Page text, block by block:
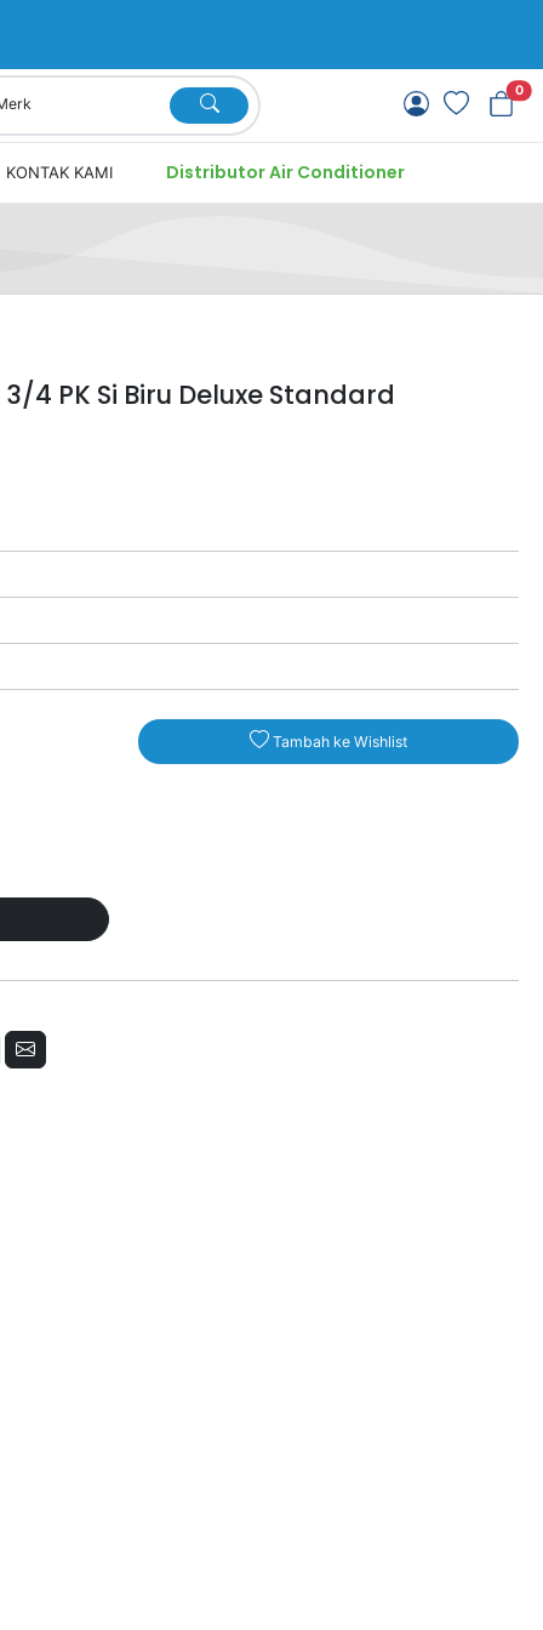
0
KONTAK KAMI Distributor Air Conditioner
4 PK Si Biru Deluxe Standard
Tambah ke Wishlist